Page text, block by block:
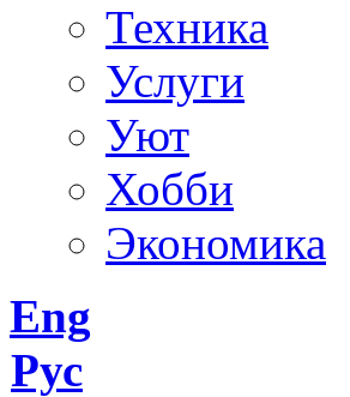
Техника
Услуги
Уют
Хобби
Экономика
Eng
Рус